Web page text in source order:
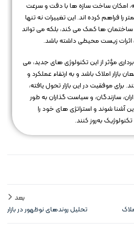
امکان ساخت سازه‌ ها با دقت و سرعت
را فراهم کرده‌ اند. این تغییرات نه تنها
ساختمان‌ ها کمک می‌ کند، بلکه می‌ تواند
اثرات زیست‌ محیطی داشته باشد.
مؤثر از این تکنولوژی‌ های جدید، می‌
بازار املاک باشد و به ارتقاء عملکرد و
برای موفقیت در این بازار تحول‌ یافته،
سازندگان، و سیاست‌ گذاران به طور
آشنا شوند و استراتژی‌ های خود را
به‌روز کنند.
بعد
تحلیل روندهای نوظهور در بازار
املاک شهری